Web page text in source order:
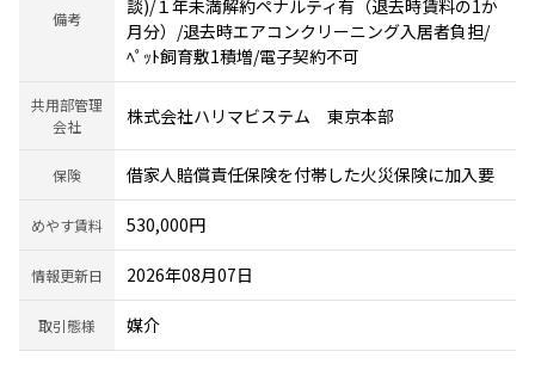
備考
談)/１年未満解約ペナルティ有（退去時賃料の1か
月分）/退去時エアコンクリーニング入居者負担/
ﾍﾟｯﾄ飼育敷1積増/電子契約不可
共用部管理
会社
株式会社ハリマビステム 東京本部
保険 借家人賠償責任保険を付帯した火災保険に加入要
めやす賃料 530,000円
情報更新日 2026年08月07日
取引態様 媒介